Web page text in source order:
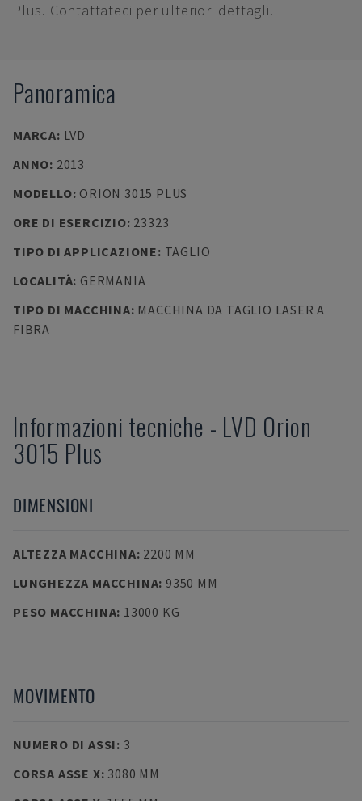
Plus. Contattateci per ulteriori dettagli.
Panoramica
MARCA: LVD
ANNO: 2013
MODELLO: ORION 3015 PLUS
ORE DI ESERCIZIO: 23323
TIPO DI APPLICAZIONE: TAGLIO
LOCALITÀ: GERMANIA
TIPO DI MACCHINA: MACCHINA DA TAGLIO LASER A
FIBRA
Informazioni tecniche - LVD Orion
3015 Plus
DIMENSIONI
ALTEZZA MACCHINA: 2200 MM
LUNGHEZZA MACCHINA: 9350 MM
PESO MACCHINA: 13000 KG
MOVIMENTO
NUMERO DI ASSI: 3
CORSA ASSE X: 3080 MM